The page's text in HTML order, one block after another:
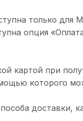
только
опция
картой при
которого
доставки,